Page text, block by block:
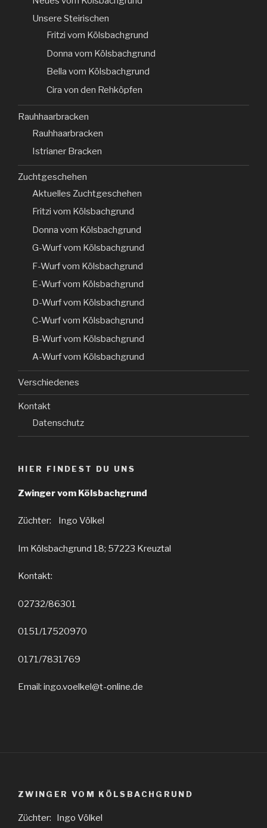
Unsere Steirischen
Fritzi vom Kölsbachgrund
Donna vom Kölsbachgrund
Bella vom Kölsbachgrund
Cira von den Rehköpfen
Rauhhaarbracken
Rauhhaarbracken
Istrianer Bracken
Zuchtgeschehen
Aktuelles Zuchtgeschehen
Fritzi vom Kölsbachgrund
Donna vom Kölsbachgrund
G-Wurf vom Kölsbachgrund
F-Wurf vom Kölsbachgrund
E-Wurf vom Kölsbachgrund
D-Wurf vom Kölsbachgrund
C-Wurf vom Kölsbachgrund
B-Wurf vom Kölsbachgrund
A-Wurf vom Kölsbachgrund
Verschiedenes
Kontakt
Datenschutz
HIER FINDEST DU UNS
Zwinger vom Kölsbachgrund
Züchter: Ingo Völkel
Im Kölsbachgrund 18; 57223 Kreuztal
Kontakt:
02732/86301
0151/17520970
0171/7831769
Email: ingo.voelkel@t-online.de
ZWINGER VOM KÖLSBACHGRUND
Züchter: Ingo Völkel